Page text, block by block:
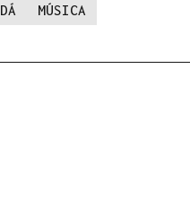
MÚSICA